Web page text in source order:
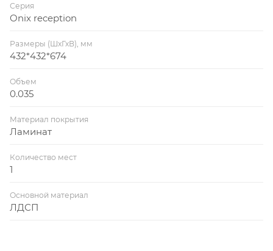
Серия
Onix reception
Размеры (ШхГхВ), мм
432*432*674
Объем
0.035
Материал покрытия
Ламинат
Количество мест
1
Основной материал
ЛДСП